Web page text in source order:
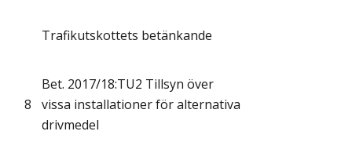
Trafikutskottets betänkande
8
Bet. 2017/18:TU2 Tillsyn över
vissa installationer för alternativa
drivmedel